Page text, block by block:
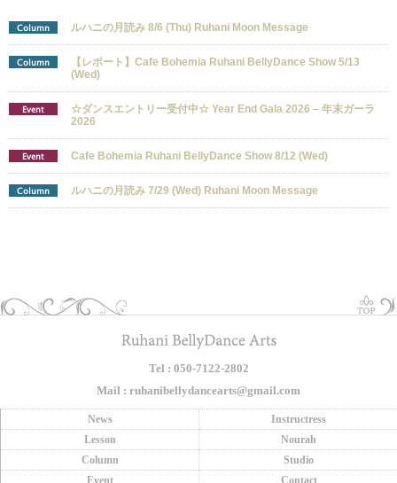
Column ルハニの月読み 8/6 (Thu) Ruhani Moon Message
Column
【レポート】Cafe Bohemia Ruhani BellyDance Show 5/13
(Wed)
Event
☆ダンスエントリー受付中☆ Year End Gala 2026 – 年末ガーラ
2026
Event Cafe Bohemia Ruhani BellyDance Show 8/12 (Wed)
Column ルハニの月読み 7/29 (Wed) Ruhani Moon Message
Tel : 050-7122-2802
Mail : ruhanibellydancearts@gmail.com
News
Instructress
Lesson
Nourah
Column
Studio
Event
Contact